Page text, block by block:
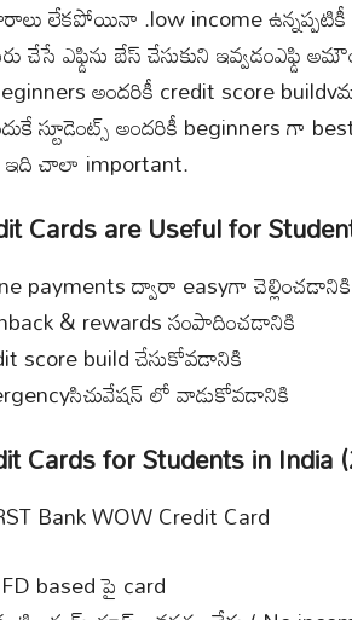
లేకపోయినా .low income ఉన్నప్పటికీ
చేసే ఎఫ్డిను బేస్ చేసుకుని ఇవ్వడంఎఫ్డి
అందరికీ credit score
స్టూడెంట్స్ అందరికీ beginners గా
చాలా important.
Cards are Useful for
payments ద్వారా easyగా చెల్లించడానికి
& rewards సంపాదించడానికి
score build చేసుకోవడానికి
లో వాడుకోవడానికి
Cards for Students in India
Bank WOW Credit Card
FD based పై card